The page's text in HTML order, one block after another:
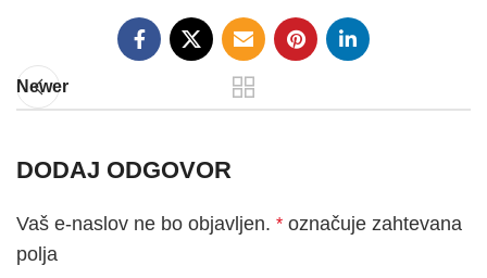
Newer
DODAJ ODGOVOR
Vaš e-naslov ne bo objavljen. * označuje zahtevana
polja